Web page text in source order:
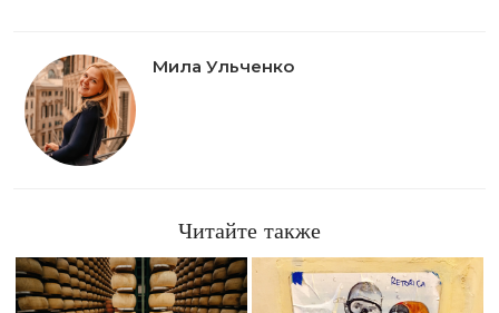
Мила Ульченко
Читайте также